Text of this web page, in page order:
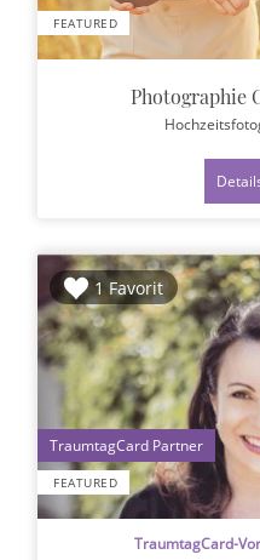
FEATURED
Photographie
1 Favorit
FEATURED
1
TraumtagCard-